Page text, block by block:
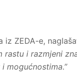
ZEDA-e,
i razmjeni
mogućnostima.”